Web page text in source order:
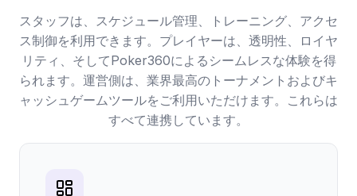
スタッフは、スケジュール管理、トレーニング、アクセ
ス制御を利用できます。プレイヤーは、透明性、ロイヤ
リティ、そしてPoker360によるシームレスな体験を得
られます。運営側は、業界最高のトーナメントおよびキ
ャッシュゲームツールをご利用いただけます。これらは
すべて連携しています。